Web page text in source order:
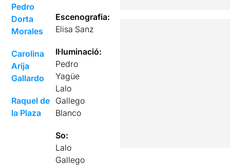
Pedro
Dorta
Morales
Carolina
Arija
Gallardo
Raquel de
la Plaza
Escenografia:
Elisa Sanz
Il·luminació:
Pedro
Yagüe
Lalo
Gallego
Blanco
So:
Lalo
Gallego